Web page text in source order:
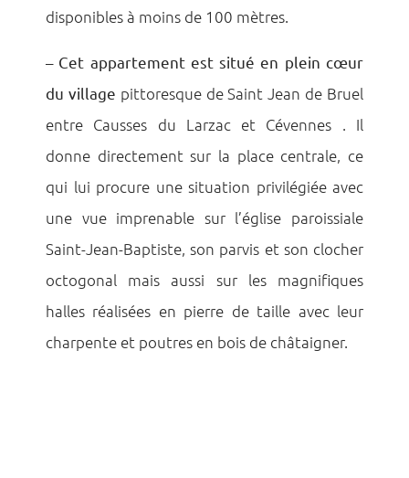
disponibles à moins de 100 mètres.
– Cet appartement est situé en plein cœur
du village pittoresque de Saint Jean de Bruel
entre Causses du Larzac et Cévennes . Il
donne directement sur la place centrale, ce
qui lui procure une situation privilégiée avec
une vue imprenable sur l’église paroissiale
Saint-Jean-Baptiste, son parvis et son clocher
octogonal mais aussi sur les magnifiques
halles réalisées en pierre de taille avec leur
charpente et poutres en bois de châtaigner.